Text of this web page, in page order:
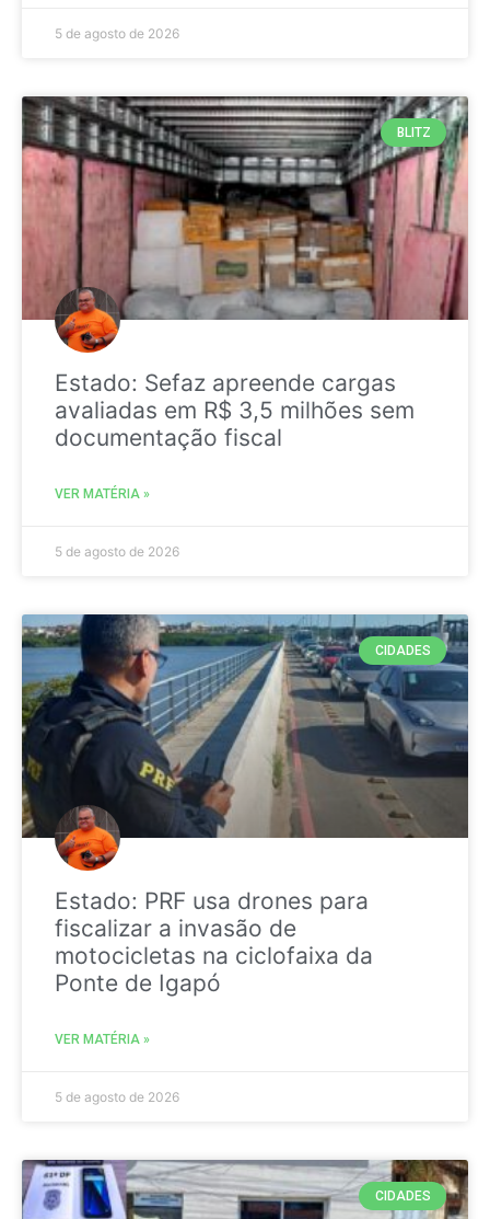
5 de agosto de 2026
BLITZ
Estado: Sefaz apreende cargas
avaliadas em R$ 3,5 milhões sem
documentação fiscal
VER MATÉRIA »
5 de agosto de 2026
CIDADES
Estado: PRF usa drones para
fiscalizar a invasão de
motocicletas na ciclofaixa da
Ponte de Igapó
VER MATÉRIA »
5 de agosto de 2026
CIDADES